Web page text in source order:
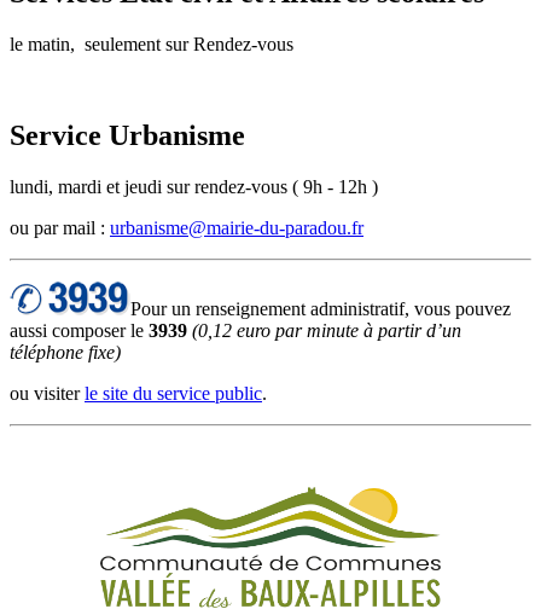
le matin, seulement sur Rendez-vous
Service Urbanisme
lundi, mardi et jeudi sur rendez-vous ( 9h - 12h )
ou par mail : urbanisme@mairie-du-paradou.fr
Pour un renseignement administratif, vous pouvez
aussi composer le 3939 (0,12 euro par minute à partir d’un
téléphone fixe)
ou visiterle site du service public.